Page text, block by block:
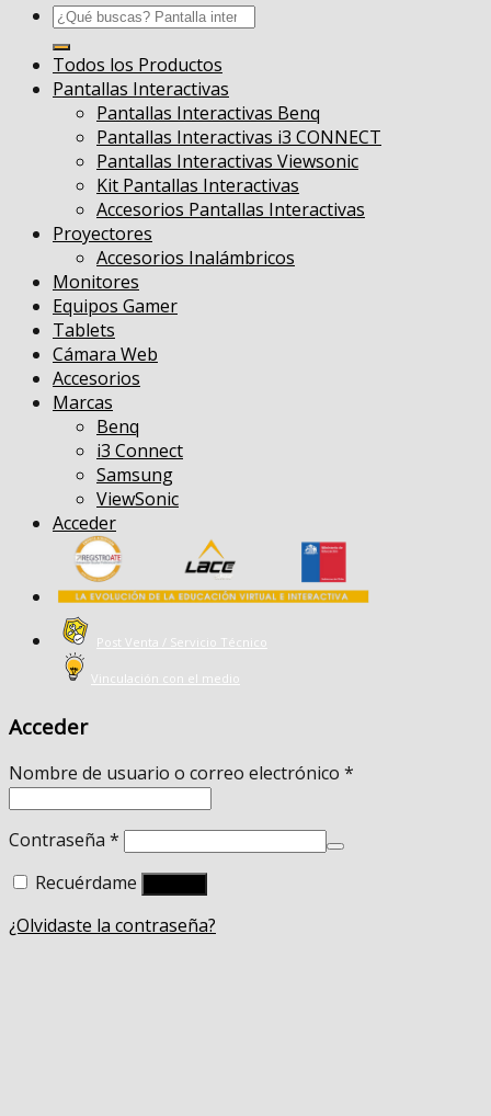
Buscar
por:
Todos los Productos
Pantallas Interactivas
Pantallas Interactivas Benq
Pantallas Interactivas i3 CONNECT
Pantallas Interactivas Viewsonic
Kit Pantallas Interactivas
Accesorios Pantallas Interactivas
Proyectores
Accesorios Inalámbricos
Monitores
Equipos Gamer
Tablets
Cámara Web
Accesorios
Marcas
Benq
i3 Connect
Samsung
ViewSonic
Acceder
Post Venta / Servicio Técnico
Vinculación con el medio
Acceder
Nombre de usuario o correo electrónico *
Contraseña *
Recuérdame
¿Olvidaste la contraseña?